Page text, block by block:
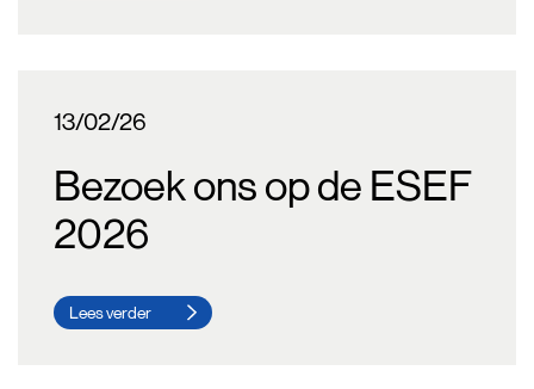
13/02/26
Bezoek ons op de ESEF
2026
Lees verder